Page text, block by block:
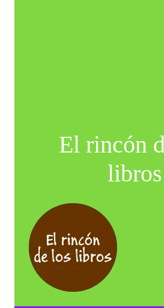
El rincón
libros